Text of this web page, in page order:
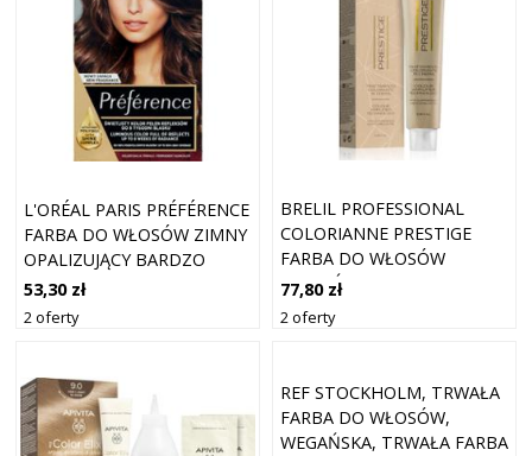
L'ORÉAL PARIS PRÉFÉRENCE
FARBA DO WŁOSÓW ZIMNY
OPALIZUJĄCY BARDZO
JASNY BRĄZ 6.21 ZURICH
53,30 zł
2 oferty
BRELIL PROFESSIONAL
COLORIANNE PRESTIGE
FARBA DO WŁOSÓW
ODCIEŃ 9.00 VERY LIGHT
BLONDE 100 ML
77,80 zł
2 oferty
REF STOCKHOLM, TRWAŁA
FARBA DO WŁOSÓW,
WEGAŃSKA, TRWAŁA FARBA